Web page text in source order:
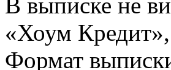
«Хоум
Формат